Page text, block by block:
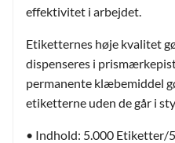
effektivitet i arbejdet.
Etiketternes høje kvalitet
dispenseres i
permanente klæbemiddel
etiketterne uden de går i
• Indhold: 5.000 Etiketter/